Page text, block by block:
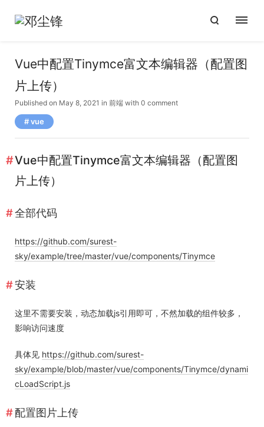
Vue中配置Tinymce富文本编辑器（配置图
片上传）
Published on May 8, 2021 in 前端 with 0 comment
vue
Vue中配置Tinymce富文本编辑器（配置图
片上传）
全部代码
https://github.com/surest-
sky/example/tree/master/vue/components/Tinymce
安装
这里不需要安装，动态加载js引用即可，不然加载的组件较多，
影响访问速度
具体见 https://github.com/surest-
sky/example/blob/master/vue/components/Tinymce/dynami
cLoadScript.js
配置图片上传